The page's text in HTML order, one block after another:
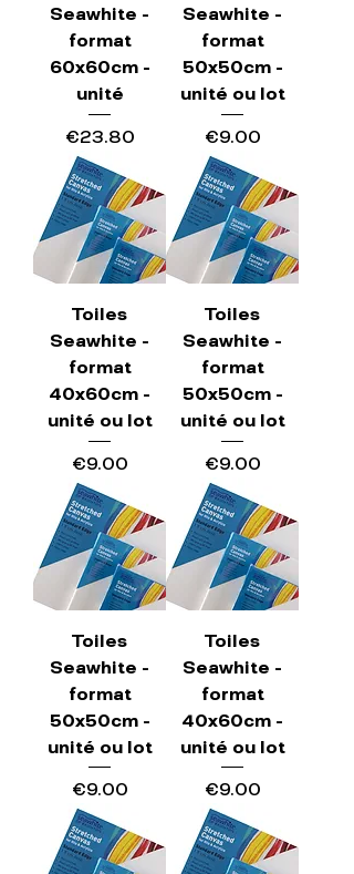
Seawhite -
format
60x60cm -
unité
Price
€23.80
Seawhite -
format
50x50cm -
unité ou lot
Price
€9.00
Toiles
Seawhite -
format
40x60cm -
unité ou lot
Price
€9.00
Toiles
Seawhite -
format
50x50cm -
unité ou lot
Price
€9.00
Toiles
Seawhite -
format
50x50cm -
unité ou lot
Price
€9.00
Toiles
Seawhite -
format
40x60cm -
unité ou lot
Price
€9.00